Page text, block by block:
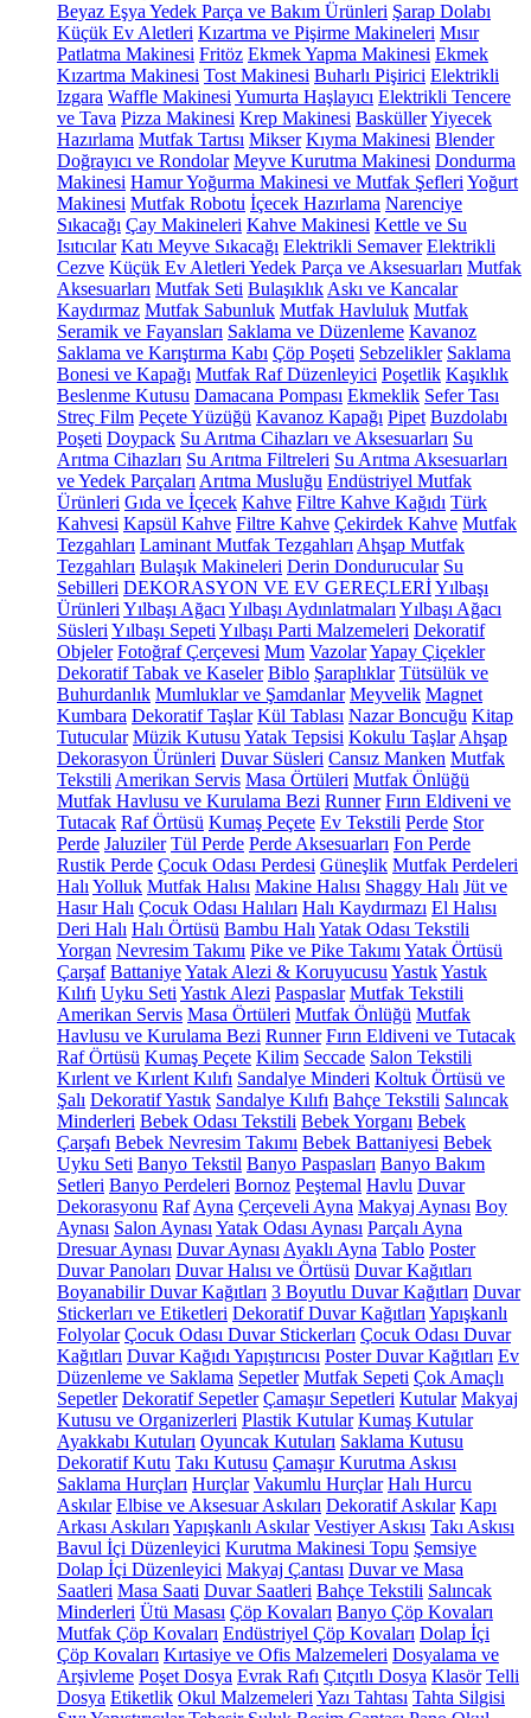
Beyaz Eşya Yedek Parça ve Bakım Ürünleri Şarap Dolabı
Küçük Ev Aletleri Kızartma ve Pişirme Makineleri Mısır
Patlatma Makinesi Fritöz Ekmek Yapma Makinesi Ekmek
Kızartma Makinesi Tost Makinesi Buharlı Pişirici Elektrikli
Izgara Waffle Makinesi Yumurta Haşlayıcı Elektrikli Tencere
ve Tava Pizza Makinesi Krep Makinesi BasküllerYiyecek
Hazırlama Mutfak Tartısı Mikser Kıyma Makinesi Blender
Doğrayıcı ve Rondolar Meyve Kurutma Makinesi Dondurma
Makinesi Hamur Yoğurma Makinesi ve Mutfak Şefleri Yoğurt
Makinesi Mutfak Robotu İçecek Hazırlama Narenciye
Sıkacağı Çay Makineleri Kahve Makinesi Kettle ve Su
Isıtıcılar Katı Meyve Sıkacağı Elektrikli Semaver Elektrikli
Cezve Küçük Ev Aletleri Yedek Parça ve Aksesuarları Mutfak
Aksesuarları Mutfak Seti Bulaşıklık Askı ve Kancalar
Kaydırmaz Mutfak Sabunluk Mutfak Havluluk Mutfak
Seramik ve Fayansları Saklama ve Düzenleme Kavanoz
Saklama ve Karıştırma Kabı Çöp Poşeti Sebzelikler Saklama
Bonesi ve Kapağı Mutfak Raf Düzenleyici Poşetlik Kaşıklık
Beslenme Kutusu Damacana Pompası Ekmeklik Sefer Tası
Streç Film Peçete Yüzüğü Kavanoz Kapağı Pipet Buzdolabı
Poşeti Doypack Su Arıtma Cihazları ve Aksesuarları Su
Arıtma Cihazları Su Arıtma Filtreleri Su Arıtma Aksesuarları
ve Yedek Parçaları Arıtma Musluğu Endüstriyel Mutfak
Ürünleri Gıda ve İçecek Kahve Filtre Kahve Kağıdı Türk
Kahvesi Kapsül Kahve Filtre Kahve Çekirdek Kahve Mutfak
Tezgahları Laminant Mutfak Tezgahları Ahşap Mutfak
Tezgahları Bulaşık Makineleri Derin Dondurucular Su
Sebilleri DEKORASYON VE EV GEREÇLERİYılbaşı
Ürünleri Yılbaşı Ağacı Yılbaşı Aydınlatmaları Yılbaşı Ağacı
Süsleri Yılbaşı Sepeti Yılbaşı Parti Malzemeleri Dekoratif
Objeler Fotoğraf Çerçevesi Mum VazolarYapay Çiçekler
Dekoratif Tabak ve Kaseler Biblo Şaraplıklar Tütsülük ve
Buhurdanlık Mumluklar ve Şamdanlar Meyvelik Magnet
Kumbara Dekoratif Taşlar Kül Tablası Nazar Boncuğu Kitap
Tutucular Müzik Kutusu Yatak Tepsisi Kokulu Taşlar Ahşap
Dekorasyon Ürünleri Duvar Süsleri Cansız Manken Mutfak
Tekstili Amerikan Servis Masa Örtüleri Mutfak Önlüğü
Mutfak Havlusu ve Kurulama Bezi Runner Fırın Eldiveni ve
Tutacak Raf Örtüsü Kumaş Peçete Ev Tekstili Perde Stor
Perde Jaluziler Tül Perde Perde Aksesuarları Fon Perde
Rustik Perde Çocuk Odası Perdesi Güneşlik Mutfak Perdeleri
Halı Yolluk Mutfak Halısı Makine Halısı Shaggy Halı Jüt ve
Hasır Halı Çocuk Odası Halıları Halı Kaydırmazı El Halısı
Deri Halı Halı Örtüsü Bambu Halı Yatak Odası Tekstili
Yorgan Nevresim Takımı Pike ve Pike Takımı Yatak Örtüsü
Çarşaf BattaniyeYatak Alezi & Koruyucusu YastıkYastık
Kılıfı Uyku Seti Yastık Alezi Paspaslar Mutfak Tekstili
Amerikan Servis Masa Örtüleri Mutfak Önlüğü Mutfak
Havlusu ve Kurulama Bezi Runner Fırın Eldiveni ve Tutacak
Raf Örtüsü Kumaş Peçete Kilim Seccade Salon Tekstili
Kırlent ve Kırlent Kılıfı Sandalye Minderi Koltuk Örtüsü ve
Şalı Dekoratif Yastık Sandalye Kılıfı Bahçe Tekstili Salıncak
Minderleri Bebek Odası Tekstili Bebek Yorganı Bebek
Çarşafı Bebek Nevresim Takımı Bebek Battaniyesi Bebek
Uyku Seti Banyo Tekstil Banyo Paspasları Banyo Bakım
Setleri Banyo Perdeleri Bornoz Peştemal Havlu Duvar
Dekorasyonu Raf Ayna Çerçeveli Ayna Makyaj Aynası Boy
Aynası Salon Aynası Yatak Odası Aynası Parçalı Ayna
Dresuar Aynası Duvar Aynası Ayaklı Ayna Tablo Poster
Duvar Panoları Duvar Halısı ve Örtüsü Duvar Kağıtları
Boyanabilir Duvar Kağıtları 3 Boyutlu Duvar Kağıtları Duvar
Stickerları ve Etiketleri Dekoratif Duvar Kağıtları Yapışkanlı
Folyolar Çocuk Odası Duvar Stickerları Çocuk Odası Duvar
Kağıtları Duvar Kağıdı Yapıştırıcısı Poster Duvar Kağıtları Ev
Düzenleme ve Saklama Sepetler Mutfak Sepeti Çok Amaçlı
Sepetler Dekoratif Sepetler Çamaşır Sepetleri Kutular Makyaj
Kutusu ve Organizerleri Plastik Kutular Kumaş Kutular
Ayakkabı Kutuları Oyuncak Kutuları Saklama Kutusu
Dekoratif Kutu Takı Kutusu Çamaşır Kurutma Askısı
Saklama Hurçları Hurçlar Vakumlu Hurçlar Halı Hurcu
Askılar Elbise ve Aksesuar Askıları Dekoratif Askılar Kapı
Arkası Askıları Yapışkanlı Askılar Vestiyer Askısı Takı Askısı
Bavul İçi Düzenleyici Kurutma Makinesi Topu Şemsiye
Dolap İçi Düzenleyici Makyaj Çantası Duvar ve Masa
Saatleri Masa Saati Duvar Saatleri Bahçe Tekstili Salıncak
Minderleri Ütü Masası Çöp Kovaları Banyo Çöp Kovaları
Mutfak Çöp Kovaları Endüstriyel Çöp Kovaları Dolap İçi
Çöp Kovaları Kırtasiye ve Ofis Malzemeleri Dosyalama ve
Arşivleme Poşet Dosya Evrak Rafı Çıtçıtlı Dosya Klasör Telli
Dosya Etiketlik Okul Malzemeleri Yazı Tahtası Tahta Silgisi